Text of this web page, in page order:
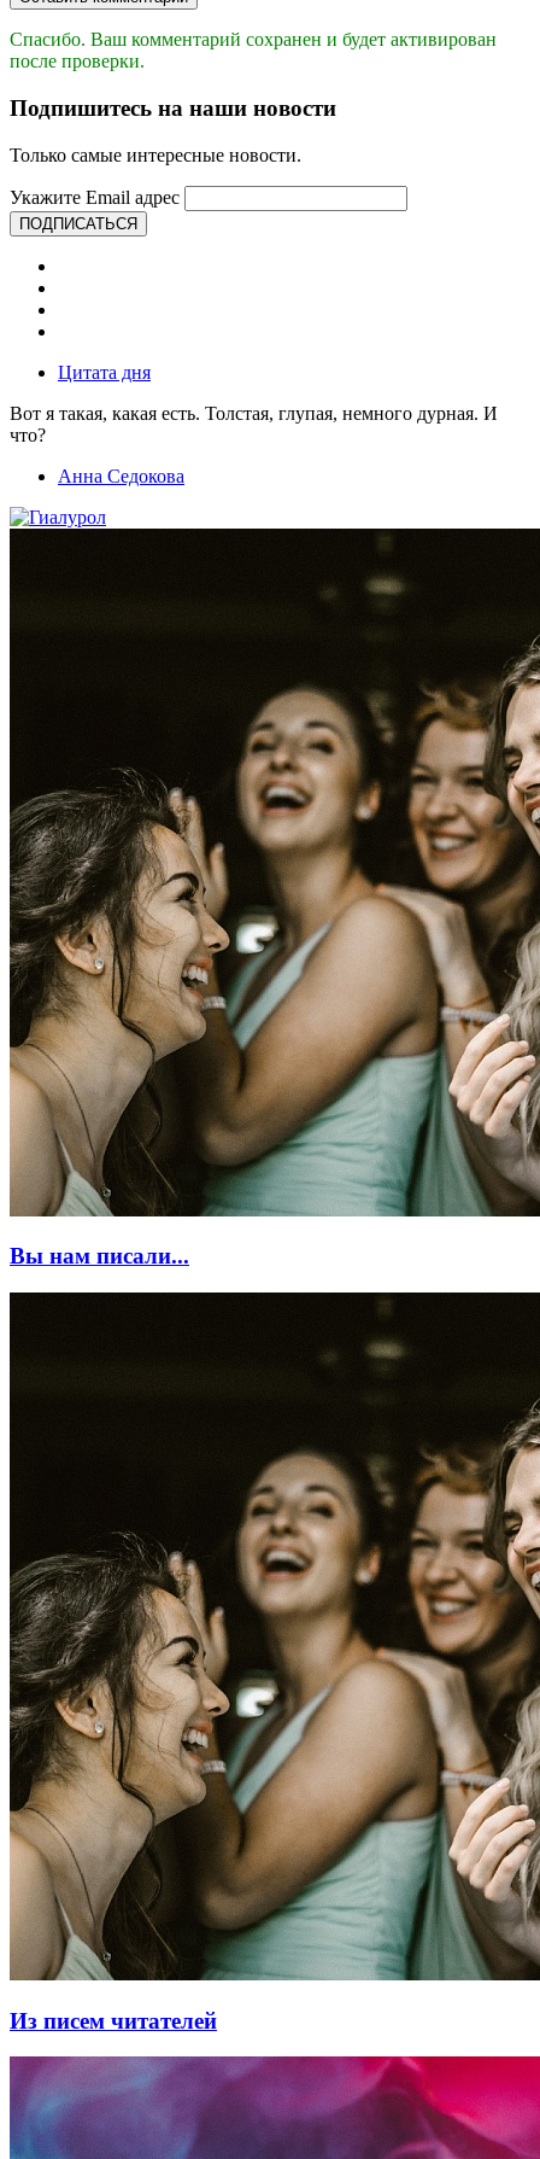
Спасибо. Ваш комментарий сохранен и будет активирован
после проверки.
Подпишитесь на наши новости
Только самые интересные новости.
Укажите Email адрес
ПОДПИСАТЬСЯ
Цитата дня
Вот я такая, какая есть. Толстая, глупая, немного дурная. И
что?
Анна Седокова
Вы нам писали...
Из писем читателей